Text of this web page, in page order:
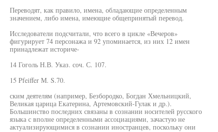
Переводят, как правило, имена, обладающие определенным
значением, либо имена, имеющие общепринятый перевод.
Исследователи подсчитали, что всего в цикле «Вечеров»
фигурирует 74 персонажа и 92 упоминается, из них 12 имен
принадлежат историче-
14 Гоголь Н.В. Указ. соч. С. 107.
15 Pfeiffer М. S.70.
ским деятелям (например, Безбородко, Богдан Хмельницкий,
Великая царица Екатерина, Артемовский-Гулак и др.).
Большинство последних связаны в сознании носителей русского
языка с вполне определенными ассоциациями, зачастую не
актуализирующимися в сознании иностранцев, поскольку они